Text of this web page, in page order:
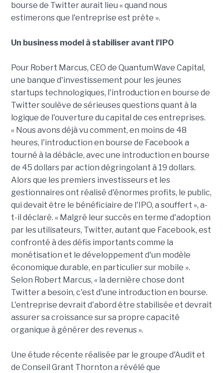
bourse de Twitter aurait lieu « quand nous
estimerons que l'entreprise est prête ».
Un business model à stabiliser avant l'IPO
Pour Robert Marcus, CEO de QuantumWave Capital,
une banque d'investissement pour les jeunes
startups technologiques, l'introduction en bourse de
Twitter soulève de sérieuses questions quant à la
logique de l'ouverture du capital de ces entreprises.
« Nous avons déjà vu comment, en moins de 48
heures, l'introduction en bourse de Facebook a
tourné à la débâcle, avec une introduction en bourse
de 45 dollars par action dégringolant à 19 dollars.
Alors que les premiers investisseurs et les
gestionnaires ont réalisé d'énormes profits, le public,
qui devait être le bénéficiaire de l'IPO, a souffert », a-
t-il déclaré. « Malgré leur succès en terme d'adoption
par les utilisateurs, Twitter, autant que Facebook, est
confronté à des défis importants comme la
monétisation et le développement d'un modèle
économique durable, en particulier sur mobile ».
Selon Robert Marcus, « la dernière chose dont
Twitter a besoin, c'est d'une introduction en bourse.
L'entreprise devrait d'abord être stabilisée et devrait
assurer sa croissance sur sa propre capacité
organique à générer des revenus ».
Une étude récente réalisée par le groupe d'Audit et
de Conseil Grant Thornton a révélé que